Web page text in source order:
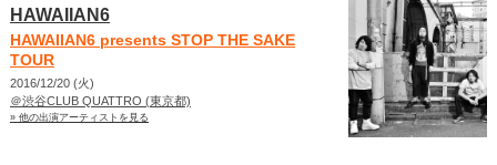
HAWAIIAN6
HAWAIIAN6 presents STOP THE SAKE
TOUR
2016/12/20 (火)
＠渋谷CLUB QUATTRO (東京都)
» 他の出演アーティストを見る